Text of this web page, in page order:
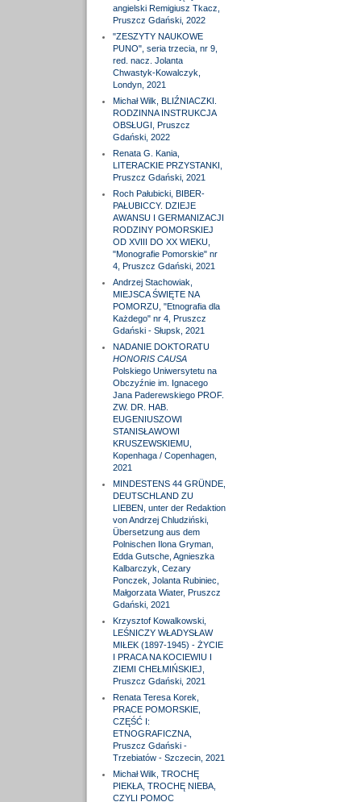
angielski Remigiusz Tkacz,
Pruszcz Gdański, 2022
"ZESZYTY NAUKOWE
PUNO", seria trzecia, nr 9,
red. nacz. Jolanta
Chwastyk-Kowalczyk,
Londyn, 2021
Michał Wilk, BLIŹNIACZKI.
RODZINNA INSTRUKCJA
OBSŁUGI, Pruszcz
Gdański, 2022
Renata G. Kania,
LITERACKIE PRZYSTANKI,
Pruszcz Gdański, 2021
Roch Pałubicki, BIBER-
PAŁUBICCY. DZIEJE
AWANSU I GERMANIZACJI
RODZINY POMORSKIEJ
OD XVIII DO XX WIEKU,
"Monografie Pomorskie" nr
4, Pruszcz Gdański, 2021
Andrzej Stachowiak,
MIEJSCA ŚWIĘTE NA
POMORZU, "Etnografia dla
Każdego" nr 4, Pruszcz
Gdański - Słupsk, 2021
NADANIE DOKTORATU
HONORIS CAUSA
Polskiego Uniwersytetu na
Obczyźnie im. Ignacego
Jana Paderewskiego PROF.
ZW. DR. HAB.
EUGENIUSZOWI
STANISŁAWOWI
KRUSZEWSKIEMU,
Kopenhaga / Copenhagen,
2021
MINDESTENS 44 GRÜNDE,
DEUTSCHLAND ZU
LIEBEN, unter der Redaktion
von Andrzej Chludziński,
Übersetzung aus dem
Polnischen Ilona Gryman,
Edda Gutsche, Agnieszka
Kalbarczyk, Cezary
Ponczek, Jolanta Rubiniec,
Małgorzata Wiater, Pruszcz
Gdański, 2021
Krzysztof Kowalkowski,
LEŚNICZY WŁADYSŁAW
MIŁEK (1897-1945) - ŻYCIE
I PRACA NA KOCIEWIU I
ZIEMI CHEŁMIŃSKIEJ,
Pruszcz Gdański, 2021
Renata Teresa Korek,
PRACE POMORSKIE,
CZĘŚĆ I:
ETNOGRAFICZNA,
Pruszcz Gdański -
Trzebiatów - Szczecin, 2021
Michał Wilk, TROCHĘ
PIEKŁA, TROCHĘ NIEBA,
CZYLI POMOC